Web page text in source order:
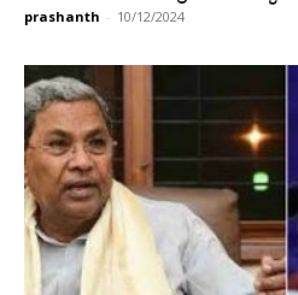
prashanth - 10/12/2024